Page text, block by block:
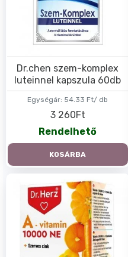
Egységár: 54.33 Ft/ db
Dr.chen szem-komplex
luteinnel kapszula 60db
3 260Ft
Rendelhető
KOSÁRBA